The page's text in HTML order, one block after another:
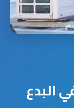
البدع